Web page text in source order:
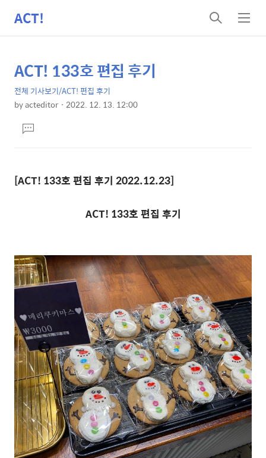
ACT!
검
색
메
뉴
상
세
컨
텐
츠
본
문
제
목
ACT! 133호 편집 후기
전체 기사보기/ACT! 편집 후기
byacteditor 2022. 12. 13. 12:00
문댓
글
[ACT! 133호 편집 후기 2022.12.23]
ACT! 133호 편집 후기